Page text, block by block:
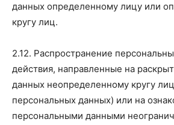
данных определенному лицу или
кругу лиц.
2.12. Распространение
действия, направленные на
данных неопределенному кругу
персональных данных) или на
персональными данными